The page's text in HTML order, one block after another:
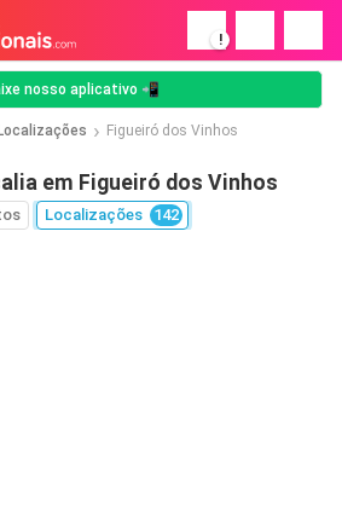
!
nosso aplicativo 📲
Figueiró dos Vinhos
em Figueiró dos Vinhos
Localizações 142